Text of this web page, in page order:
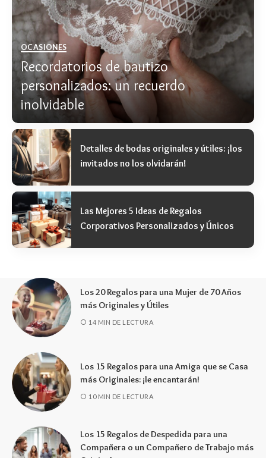
OCASIONES
Recordatorios de bautizo
personalizados: un recuerdo
inolvidable
Detalles de bodas originales y útiles: ¡los
invitados no los olvidarán!
Las Mejores 5 Ideas de Regalos
Corporativos Personalizados y Únicos
Los 20 Regalos para una Mujer de 70 Años
más Originales y Útiles
14 MIN DE LECTURA
Los 15 Regalos para una Amiga que se Casa
más Originales: ¡le encantarán!
10 MIN DE LECTURA
Los 15 Regalos de Despedida para una
Compañera o un Compañero de Trabajo más